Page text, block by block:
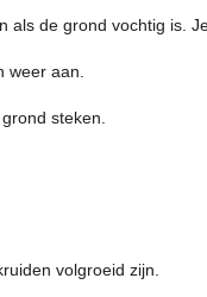
de grond vochtig is.
weer aan.
steken.
volgroeid zijn.